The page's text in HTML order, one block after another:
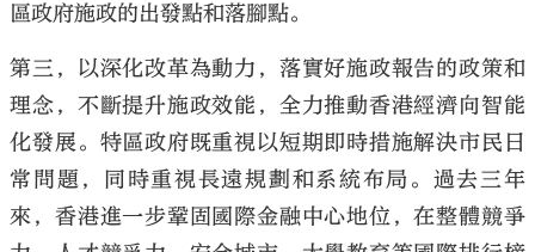
區政府施政的出發點和落腳點。
第三，以深化改革為動力，落實好施政報告的政策和
理念，不斷提升施政效能，全力推動香港經濟向智能
化發展。特區政府既重視以短期即時措施解決市民日
常問題，同時重視長遠規劃和系統布局。過去三年
來，香港進一步鞏固國際金融中心地位，在整體競爭